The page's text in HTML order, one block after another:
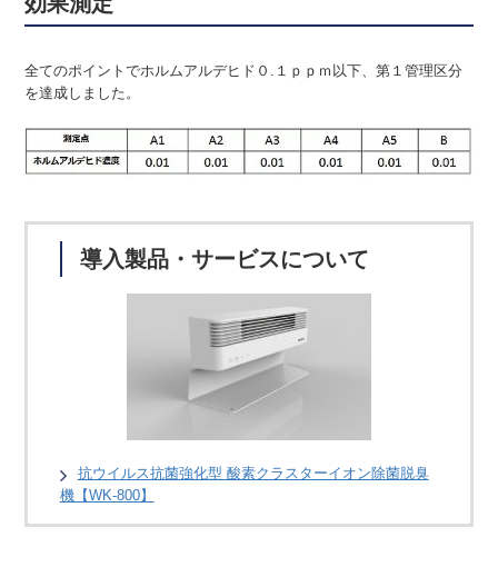
全てのポイントでホルムアルデヒド０.１ｐｐｍ以下、第１管理区分
を達成しました。
導入製品・サービスについて
抗ウイルス抗菌強化型 酸素クラスターイオン除菌脱臭
機【WK-800】